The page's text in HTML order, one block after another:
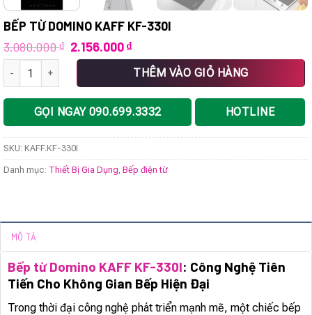
BẾP TỪ DOMINO KAFF KF-330I
3.080.000₫ Giá
gốc
3.080.000 ₫.
2.156.000₫Giá
hiện
tại
là:
2.156.000 ₫.
Bếp từ Domino KAFF KF-330I số lượngTHÊM VÀO GIỎ HÀNG
GỌI NGAY 090.699.3332 HOTLINE
SKU: KAFF.KF-330I
Danh mục: Thiết Bị Gia Dụng, Bếp điện từ
MÔ TẢ
Bếp từ Domino KAFF KF-330I: Công Nghệ Tiên
Tiến Cho Không Gian Bếp Hiện Đại
Trong thời đại công nghệ phát triển mạnh mẽ, một chiếc bếp